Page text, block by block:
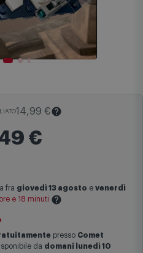
14,99 €
€
assenza di sconti.
fra giovedì 13 agosto e venerdì
e 18 minuti
una stima approssimativa
in possesso di Comet.
presso Comet
da domani lunedì 10